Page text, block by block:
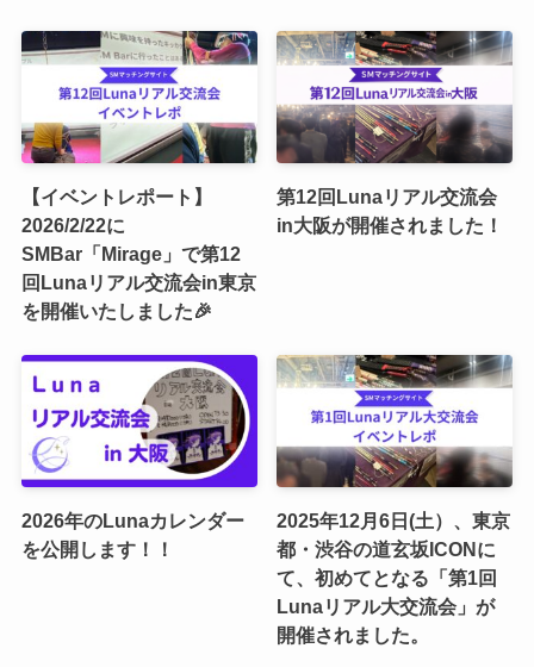
【イベントレポート】
2026/2/22に
SMBar「Mirage」で第12
回Lunaリアル交流会in東京
を開催いたしました🎉
第12回Lunaリアル交流会
in大阪が開催されました！
2026年のLunaカレンダー
を公開します！！
2025年12月6日(土）、東京
都・渋谷の道玄坂ICONに
て、初めてとなる「第1回
Lunaリアル大交流会」が
開催されました。